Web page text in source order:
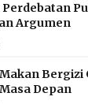
Perdebatan
Argumen
Bergizi
Depan